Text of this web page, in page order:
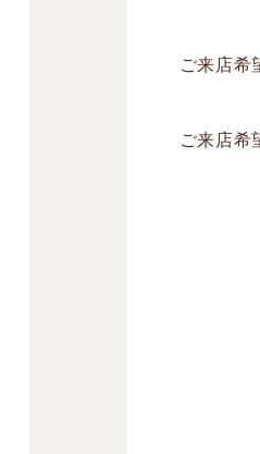
ご来店希
ご来店希